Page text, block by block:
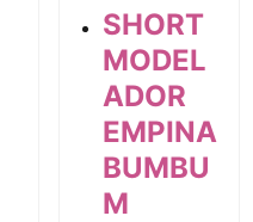
Visualização rápida
SHORT
MODEL
ADOR
EMPINA
BUMBU
M